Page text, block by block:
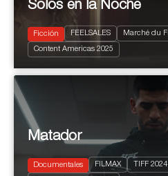
2024 85'
Drama
Solos en la Noche
Ficción FEELSALES Marché du
Content Americas 2025
2024 95'
Matador
Documentales FILMAX TIFF 2024